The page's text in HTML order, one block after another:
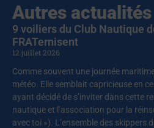
Autres actualités
9 voiliers du Club Nautique
FRATernisent
12 juillet 2026
Comme souvent une journée
météo. Elle semblait capricieuse en
ayant décidé de s’inviter dans cette
nautique et l’association pour la
avec toi »). L’ensemble des skippers